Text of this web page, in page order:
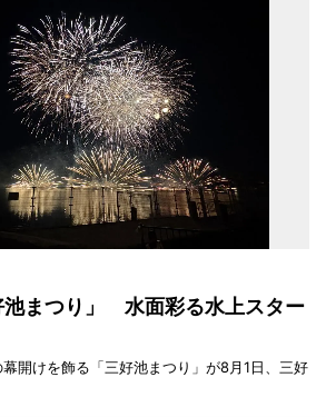
池まつり」 水面彩る水上スター
開けを飾る「三好池まつり」が8月1日、三好